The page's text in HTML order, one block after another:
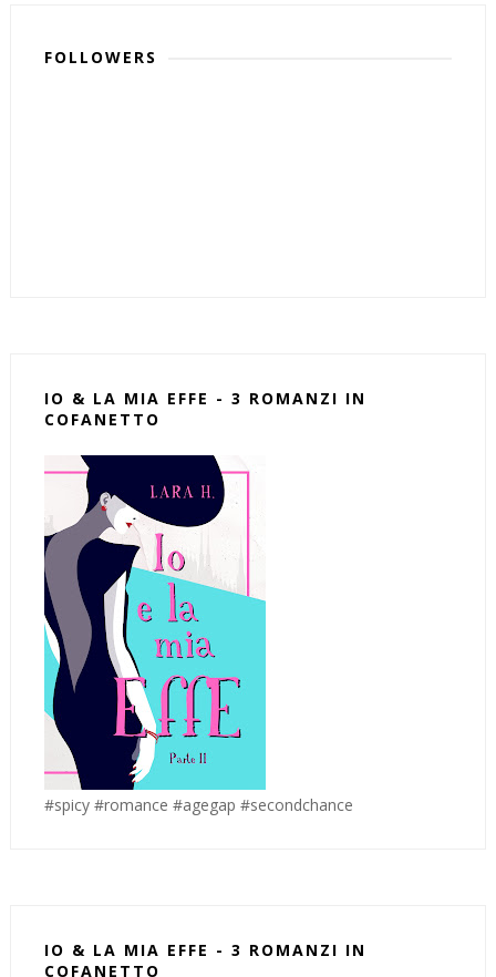
FOLLOWERS
IO & LA MIA EFFE - 3 ROMANZI IN
COFANETTO
#spicy #romance #agegap #secondchance
IO & LA MIA EFFE - 3 ROMANZI IN
COFANETTO